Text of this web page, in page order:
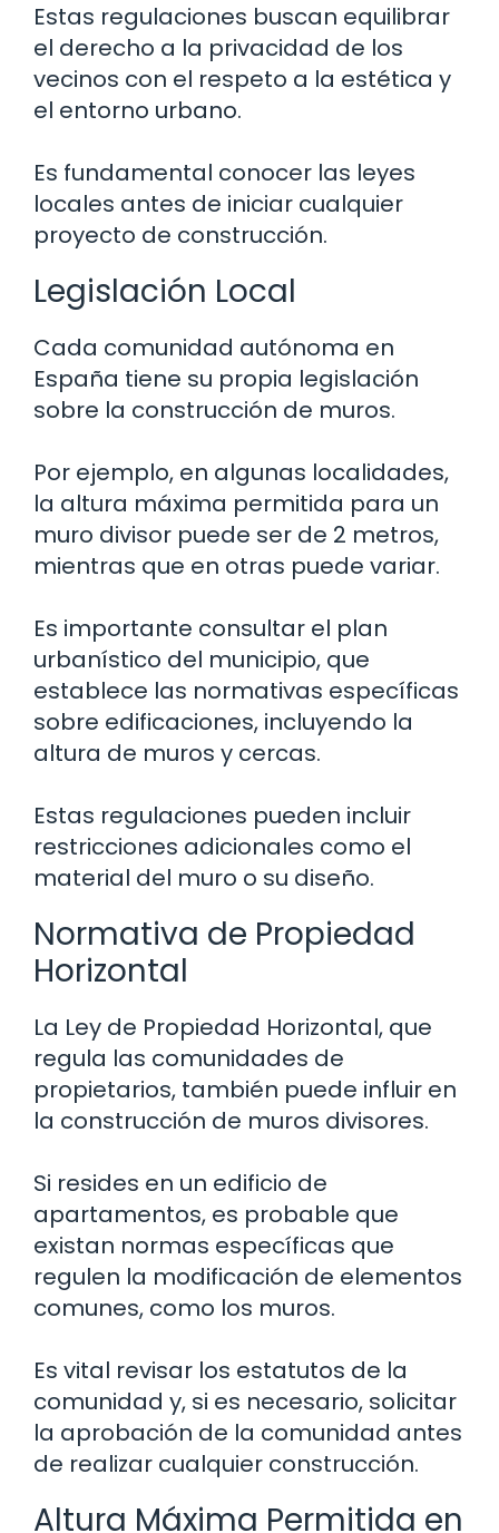
Estas regulaciones buscan equilibrar
el derecho a la privacidad de los
vecinos con el respeto a la estética y
el entorno urbano.
Es fundamental conocer las leyes
locales antes de iniciar cualquier
proyecto de construcción.
Legislación Local
Cada comunidad autónoma en
España tiene su propia legislación
sobre la construcción de muros.
Por ejemplo, en algunas localidades,
la altura máxima permitida para un
muro divisor puede ser de 2 metros,
mientras que en otras puede variar.
Es importante consultar el plan
urbanístico del municipio, que
establece las normativas específicas
sobre edificaciones, incluyendo la
altura de muros y cercas.
Estas regulaciones pueden incluir
restricciones adicionales como el
material del muro o su diseño.
Normativa de Propiedad
Horizontal
La Ley de Propiedad Horizontal, que
regula las comunidades de
propietarios, también puede influir en
la construcción de muros divisores.
Si resides en un edificio de
apartamentos, es probable que
existan normas específicas que
regulen la modificación de elementos
comunes, como los muros.
Es vital revisar los estatutos de la
comunidad y, si es necesario, solicitar
la aprobación de la comunidad antes
de realizar cualquier construcción.
Altura Máxima Permitida en